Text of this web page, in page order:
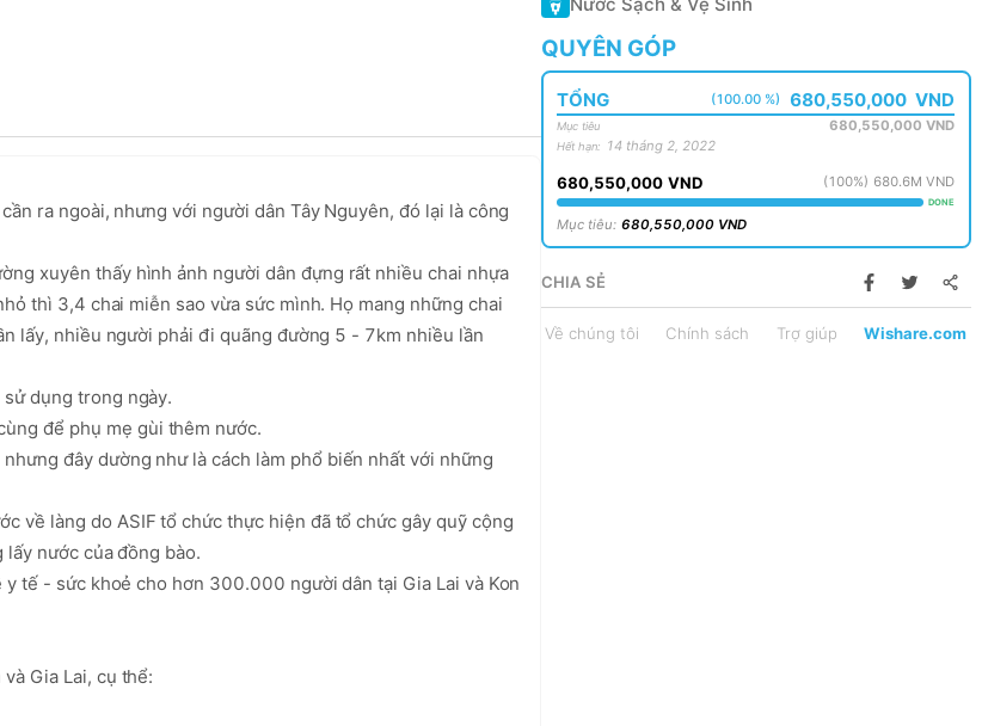
ra ngoài, nhưng với người dân Tây Nguyên, đó lại là công
xuyên thấy hình ảnh người dân đựng rất nhiều chai nhựa
thì 3,4 chai miễn sao vừa sức mình. Họ mang những chai
lấy, nhiều người phải đi quãng đường 5 - 7km nhiều lần
dụng trong ngày.
để phụ mẹ gùi thêm nước.
đây dường như là cách làm phổ biến nhất với những
về làng do ASIF tổ chức thực hiện đã tổ chức gây quỹ cộng
nước của đồng bào.
tế - sức khoẻ cho hơn 300.000 người dân tại Gia Lai và Kon
Gia Lai, cụ thể:
QUYÊN GÓP
TỔNG (100.00 %) 680,550,000 VND
Mục tiêu 680,550,000 VND
Hết hạn: 14 tháng 2, 2022
680,550,000 VND (100%) 680.6M VND
DONE
Mục tiêu: 680,550,000 VND
CHIA SẺ
Về chúng tôi Chính sách Trợ giúp Wishare.com